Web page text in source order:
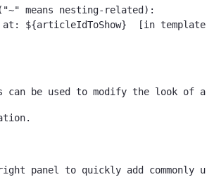
means nesting-related):
can be used to modify the look of a
panel to quickly add commonly